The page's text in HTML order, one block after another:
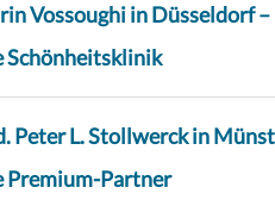
Vossoughi in Düsseldorf –
Schönheitsklinik
Peter L. Stollwerck in
Premium-Partner